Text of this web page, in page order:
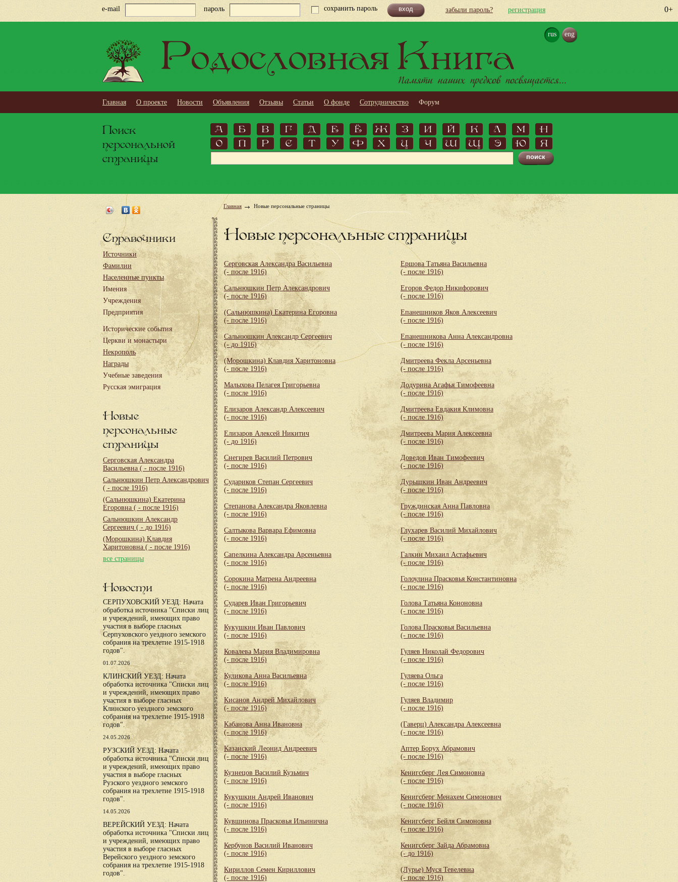
0+
e-mail пароль сохранить пароль забыли пароль? регистрация
rus eng
Родословная Книга
Памяти наших предков посвящается...
Главная О проекте Новости Объявления Отзывы Статьи О фонде Сотрудничество Форум
Поиск
персональной
страницы
А Б В Г Д Е Ё Ж З И Й К Л М
Н
О
П Р С Т У Ф Х Ц Ч Ш Щ Э Ю Я
Справочники
Источники
Фамилии
Населенные пункты
Имения
Учреждения
Предприятия
Исторические события
Церкви и монастыри
Некрополь
Награды
Учебные заведения
Русская эмиграция
Новые
персональные
страницы
Серговская Александра
Васильевна ( - после 1916)
Сальнюшкин Петр Александрович
( - после 1916)
(Сальнюшкина) Екатерина
Егоровна ( - после 1916)
Сальнюшкин Александр
Сергеевич ( - до 1916)
(Морошкина) Клавдия
Харитоновна ( - после 1916)
все страницы
Новости
СЕРПУХОВСКИЙ УЕЗД: Начата
обработка источника "Списки лиц
и учреждений, имеющих право
участия в выборе гласных
Серпуховского уездного земского
собрания на трехлетие 1915-1918
годов".
01.07.2026
КЛИНСКИЙ УЕЗД: Начата
обработка источника "Списки лиц
и учреждений, имеющих право
участия в выборе гласных
Клинского уездного земского
собрания на трехлетие 1915-1918
годов".
24.05.2026
РУЗСКИЙ УЕЗД: Начата
обработка источника "Списки лиц
и учреждений, имеющих право
участия в выборе гласных
Рузского уездного земского
собрания на трехлетие 1915-1918
годов".
14.05.2026
ВЕРЕЙСКИЙ УЕЗД: Начата
обработка источника "Списки лиц
и учреждений, имеющих право
участия в выборе гласных
Верейского уездного земского
собрания на трехлетие 1915-1918
годов".
Главная Новые персональные страницы
Новые персональные страницы
Серговская Александра Васильевна
(- после 1916)
Сальнюшкин Петр Александрович
(- после 1916)
(Сальнюшкина) Екатерина Егоровна
(- после 1916)
Сальнюшкин Александр Сергеевич
(- до 1916)
(Морошкина) Клавдия Харитоновна
(- после 1916)
Малыхова Пелагея Григорьевна
(- после 1916)
Елизаров Александр Алексеевич
(- после 1916)
Елизаров Алексей Никитич
(- до 1916)
Снегирев Василий Петрович
(- после 1916)
Судариков Степан Сергеевич
(- после 1916)
Степанова Александра Яковлевна
(- после 1916)
Салтыкова Варвара Ефимовна
(- после 1916)
Сапелкина Александра Арсеньевна
(- после 1916)
Сорокина Матрена Андреевна
(- после 1916)
Сударев Иван Григорьевич
(- после 1916)
Кукушкин Иван Павлович
(- после 1916)
Ковалева Мария Владимировна
(- после 1916)
Куликова Анна Васильевна
(- после 1916)
Кисанов Андрей Михайлович
(- после 1916)
Кабанова Анна Ивановна
(- после 1916)
Казанский Леонид Андреевич
(- после 1916)
Кузнецов Василий Кузьмич
(- после 1916)
Кукушкин Андрей Иванович
(- после 1916)
Кувшинова Прасковья Ильинична
(- после 1916)
Кербунов Василий Иванович
(- после 1916)
Кириллов Семен Кириллович
(- после 1916)
Ершова Татьяна Васильевна
(- после 1916)
Егоров Федор Никифорович
(- после 1916)
Епанешников Яков Алексеевич
(- после 1916)
Епанешникова Анна Александровна
(- после 1916)
Дмитреева Фекла Арсеньевна
(- после 1916)
Додурина Агафья Тимофеевна
(- после 1916)
Дмитреева Евдакия Климовна
(- после 1916)
Дмитреева Мария Алексеевна
(- после 1916)
Доведов Иван Тимофеевич
(- после 1916)
Дурышкин Иван Андреевич
(- после 1916)
Груждинская Анна Павловна
(- после 1916)
Глухарев Василий Михайлович
(- после 1916)
Галкин Михаил Астафьевич
(- после 1916)
Голоулина Прасковья Константиновна
(- после 1916)
Голова Татьяна Кононовна
(- после 1916)
Голова Прасковья Васильевна
(- после 1916)
Гуляев Николай Федорович
(- после 1916)
Гуляева Ольга
(- после 1916)
Гуляев Владимир
(- после 1916)
(Гаверц) Александра Алексеевна
(- после 1916)
Аптер Борух Абрамович
(- после 1916)
Кенигсберг Лея Симоновна
(- после 1916)
Кенигсберг Менахем Симонович
(- после 1916)
Кенигсберг Бейля Симоновна
(- после 1916)
Кенигсберг Зайда Абрамовна
(- до 1916)
(Лурье) Муся Тевелевна
(- после 1916)